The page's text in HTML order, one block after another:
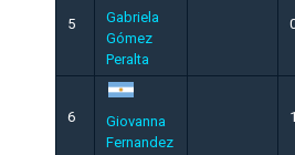
5
Gabriela
Gómez
Peralta
6
Giovanna
Fernandez
1